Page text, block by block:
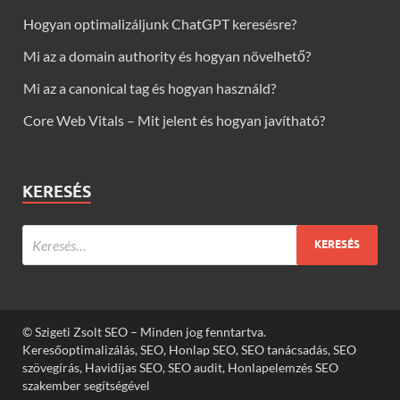
Hogyan optimalizáljunk ChatGPT keresésre?
Mi az a domain authority és hogyan növelhető?
Mi az a canonical tag és hogyan használd?
Core Web Vitals – Mit jelent és hogyan javítható?
KERESÉS
© Szigeti Zsolt SEO – Minden jog fenntartva.
Keresőoptimalizálás, SEO, Honlap SEO, SEO tanácsadás, SEO
szövegírás, Havidíjas SEO, SEO audit, Honlapelemzés SEO
szakember segítségével